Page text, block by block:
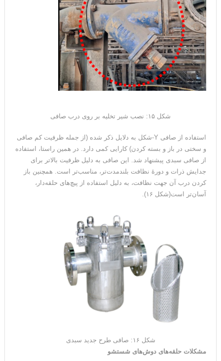
شکل ۱۵: نصب شیر تخلیه بر روی درب صافی
استفاده از صافی Y‑شکل به دلایل ذکر شده (از جمله ظرفیت کم صافی
و سختی در باز و بسته کردن) کارایی کمی دارد. در همین راستا، استفاده
از صافی سبدی پیشنهاد شد. این صافی به دلیل ظرفیت بالاتر برای
جدایش ذرات و دورهٔ نظافت بلندمدت‌تر، مناسب‌تر است. همچنین باز
کردن درب آن جهت نظافت، به دلیل استفاده از پیچ‌های حلقه‌دار،
آسان‌تر است(شکل ۱۶).
شکل ۱۶: صافی طرح جدید سبدی
مشکلات حلقه‌های دوش‌های شستشو